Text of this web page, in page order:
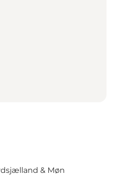
& Møn